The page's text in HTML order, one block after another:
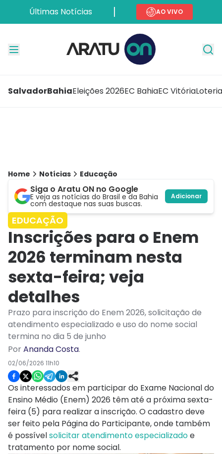
Últimas Notícias AO VIVO
SalvadorBahiaEleições 2026EC BahiaEC Vitória
Home Notícias Educação
Siga o Aratu ON no Google
E veja as notícias do Brasil e da Bahia
com destaque nas suas buscas.
Adicionar
EDUCAÇÃO
Inscrições para o Enem
2026 terminam nesta
sexta-feira; veja
detalhes
Prazo para inscrição do Enem 2026, solicitação de
atendimento especializado e uso do nome social
termina no dia 5 de junho
PorAnanda Costa.
02/06/2026 11h10
Os interessados em participar do Exame Nacional do
Ensino Médio (Enem) 2026 têm até a próxima sexta-
feira (5) para realizar a inscrição. O cadastro deve
ser feito pela Página do Participante, onde também
é possívelsolicitar atendimento especializadoe
tratamento por nome social.